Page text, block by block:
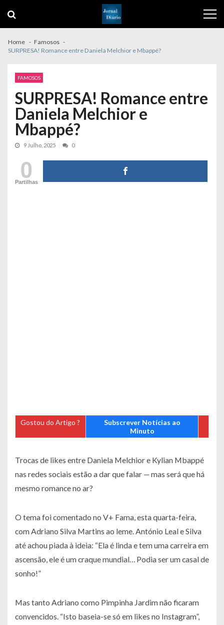
navigation
content
Home
Famosos
SURPRESA! Romance entre Daniela Melchior e Mbappé?
FAMOSOS
SURPRESA! Romance entre
Daniela Melchior e
Mbappé?
9 Julho, 2025 0
0
Partilhas
Gostou do Artigo ?
Subscrever Notícias ao
Minuto
Trocas de likes entre Daniela Melchior e Kylian Mbappé
nas redes sociais estão a dar que falar — mas será que há
mesmo romance no ar?
O tema foi comentado no V+ Fama, esta quarta-feira,
com Adriano Silva Martins ao leme. António Leal e Silva
até achou piada à ideia: “Ela é linda e tem uma carreira em
ascensão, ele é um craque mundial… Podia ser um casal de
sonho!”
Mas tanto Adriano como Pimpinha Jardim não ficaram
convencidos. “Isto baseia-se só em likes no Instagram”,